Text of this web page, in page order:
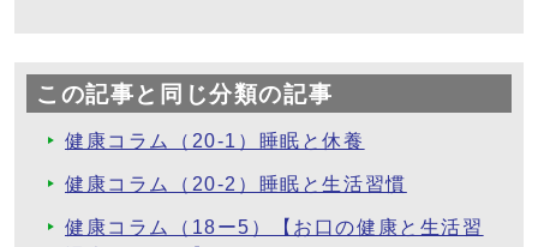
この記事と同じ分類の記事
健康コラム（20-1）睡眠と休養
健康コラム（20-2）睡眠と生活習慣
健康コラム（18ー5）【お口の健康と生活習